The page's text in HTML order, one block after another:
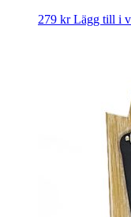
279 kr Lägg till i